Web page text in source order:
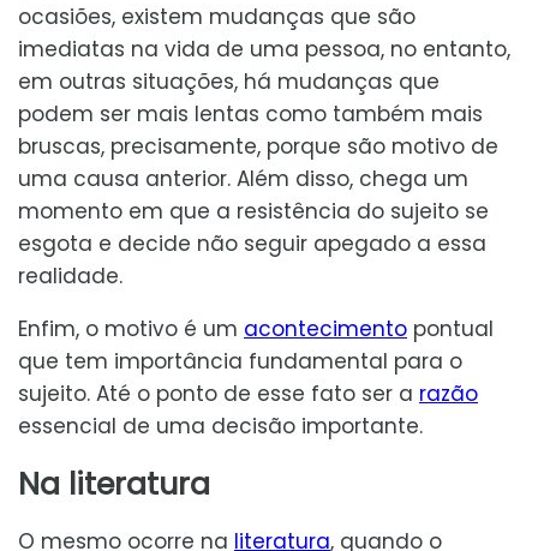
ocasiões, existem mudanças que são
imediatas na vida de uma pessoa, no entanto,
em outras situações, há mudanças que
podem ser mais lentas como também mais
bruscas, precisamente, porque são motivo de
uma causa anterior. Além disso, chega um
momento em que a resistência do sujeito se
esgota e decide não seguir apegado a essa
realidade.
Enfim, o motivo é um acontecimento pontual
que tem importância fundamental para o
sujeito. Até o ponto de esse fato ser a razão
essencial de uma decisão importante.
Na literatura
O mesmo ocorre na literatura, quando o